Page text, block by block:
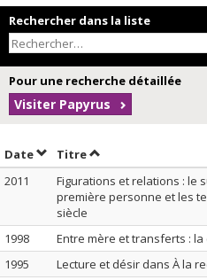
Rechercher dans la liste
Pour une recherche détaillée
Visiter Papyrus
DateTrier par date en ordre
TitreTrier par titre en
2011
Figurations et relations : le
première personne et les
siècle
1998
Entre mère et transferts :
1995
Lecture et désir dans À la